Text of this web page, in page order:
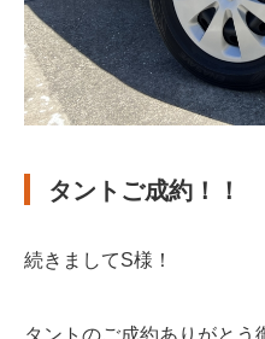
タントご成約！！
続きましてS様！
タントのご成約ありがとう